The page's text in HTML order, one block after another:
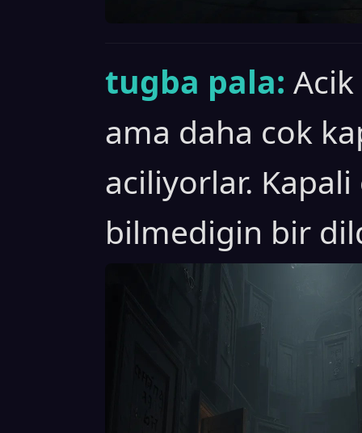
tugba pala:
ama daha cok
aciliyorlar.
bilmedigin bir